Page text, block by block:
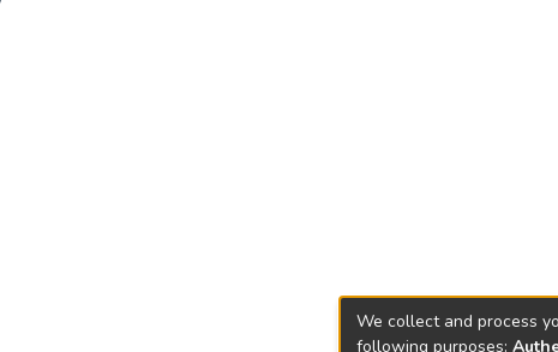
We collect and process
following purposes: